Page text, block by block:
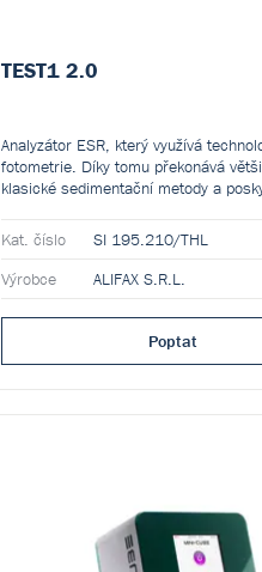
TEST1 2.0
Analyzátor ESR, který využívá
fotometrie. Díky tomu překonává
klasické sedimentační metody a
Kat. číslo
SI 195.210/THL
Výrobce
ALIFAX S.R.L.
Poptat